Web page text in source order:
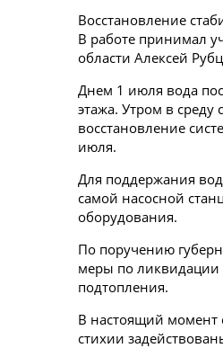
Восстановление
В работе принимал
области Алексей
Днем 1 июля вода
этажа. Утром в
восстановление
июля.
Для поддержания
самой насосной
оборудования.
По поручению
меры по ликвидации
подтопления.
В настоящий момент
стихии